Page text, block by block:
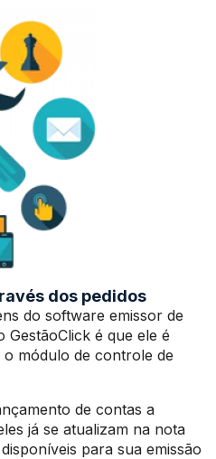
dos pedidos
do software emissor de
GestãoClick é que ele é
módulo de controle de
de contas a
já se atualizam na nota
para sua emissão